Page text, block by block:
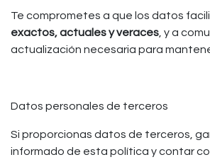
Te comprometes a que los datos
exactos, actuales y veraces , y a
actualización necesaria para
Datos personales de terceros
Si proporcionas datos de terceros,
informado de esta política y contar